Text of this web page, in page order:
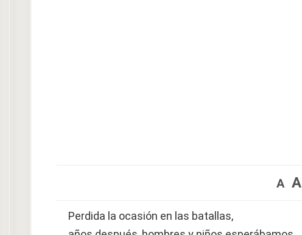
A A
Perdida la ocasión en las batallas,